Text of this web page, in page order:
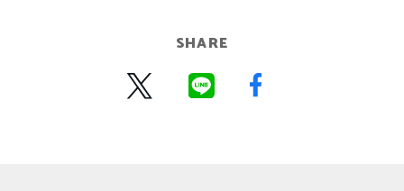
SHARE